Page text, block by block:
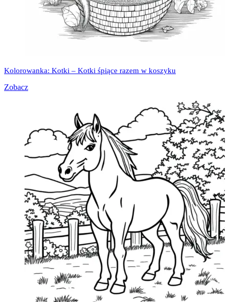
Kolorowanka: Kotki – Kotki śpiące razem w koszyku
Zobacz